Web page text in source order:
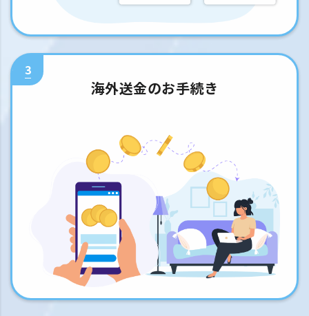
3
海外送金のお手続き